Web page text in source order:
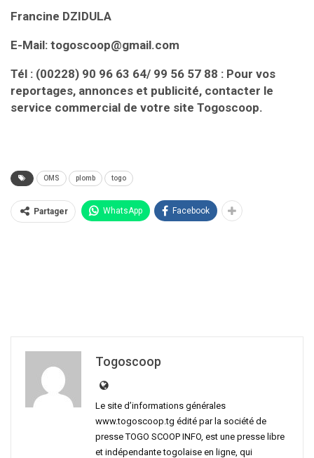
Francine DZIDULA
E-Mail: togoscoop@gmail.com
Tél : (00228) 90 96 63 64/ 99 56 57 88 : Pour vos
reportages, annonces et publicité, contacter le
service commercial de votre site Togoscoop.
OMS plomb togo
Partager WhatsApp Facebook
Togoscoop
Le site d’informations générales
www.togoscoop.tg édité par la société de
presse TOGO SCOOP INFO, est une presse libre
et indépendante togolaise en ligne, qui